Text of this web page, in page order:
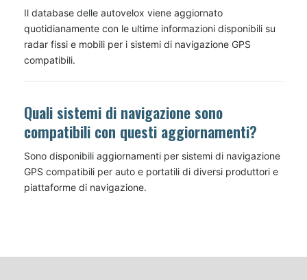
Il database delle autovelox viene aggiornato
quotidianamente con le ultime informazioni disponibili su
radar fissi e mobili per i sistemi di navigazione GPS
compatibili.
Quali sistemi di navigazione sono
compatibili con questi aggiornamenti?
Sono disponibili aggiornamenti per sistemi di navigazione
GPS compatibili per auto e portatili di diversi produttori e
piattaforme di navigazione.